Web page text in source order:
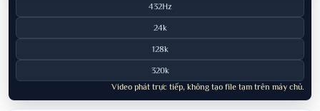
432Hz
24k
128k
320k
Video phát trực tiếp, không tạo file tạm trên máy chủ.